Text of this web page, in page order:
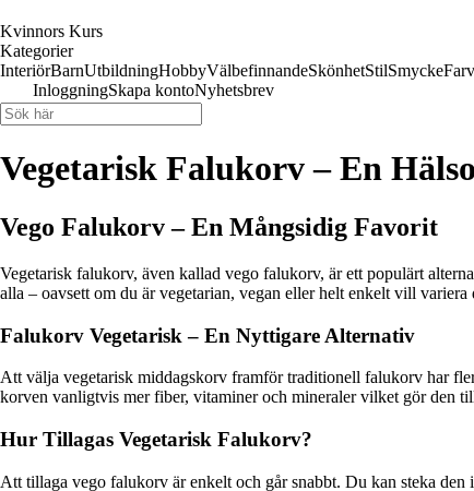
Kvinnors Kurs
Kategorier
InteriörBarnUtbildningHobbyVälbefinnandeSkönhetStilSmycke
InloggningSkapa kontoNyhetsbrev
Vegetarisk Falukorv – En
Vego Falukorv – En Mångsidig Favorit
Vegetarisk falukorv, även kallad vego falukorv, är ett populärt
alla – oavsett om du är vegetarian, vegan eller helt enkelt vill variera
Falukorv Vegetarisk – En Nyttigare Alternativ
Att välja vegetarisk middagskorv framför traditionell falukorv har
korven vanligtvis mer fiber, vitaminer och mineraler vilket gör den
Hur Tillagas Vegetarisk Falukorv?
Att tillaga vego falukorv är enkelt och går snabbt. Du kan steka